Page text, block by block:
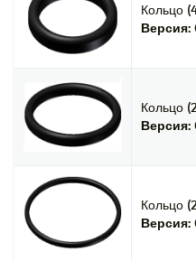
Кольцо
Версия:
Кольцо
Версия:
Кольцо
Версия: